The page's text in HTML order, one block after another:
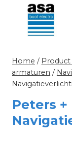
Doorgaan
inhoud
Home /
armaturen /
Peters +